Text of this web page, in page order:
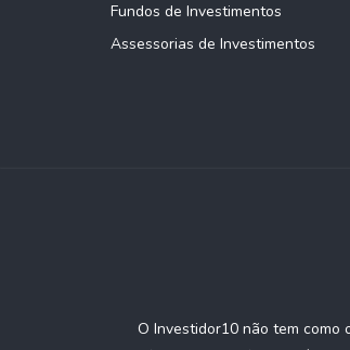
Fundos de Investimentos
Assessorias de Investimentos
O Investidor10 não tem como